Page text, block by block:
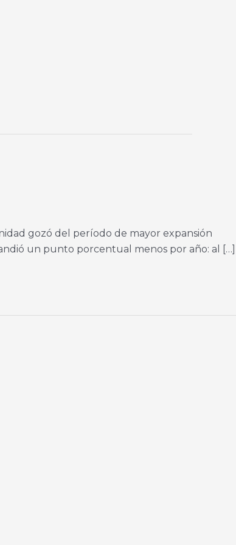
gozó del período de mayor expansión
un punto porcentual menos por año: al […]